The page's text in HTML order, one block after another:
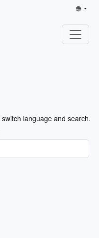
language and search.